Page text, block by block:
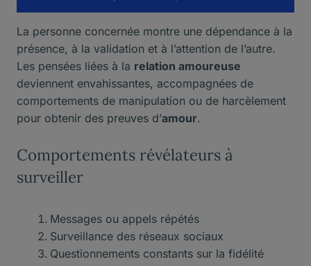
La personne concernée montre une dépendance à la
présence, à la validation et à l’attention de l’autre.
Les pensées liées à la relation amoureuse
deviennent envahissantes, accompagnées de
comportements de manipulation ou de harcèlement
pour obtenir des preuves d’amour.
Comportements révélateurs à
surveiller
Messages ou appels répétés
Surveillance des réseaux sociaux
Questionnements constants sur la fidélité